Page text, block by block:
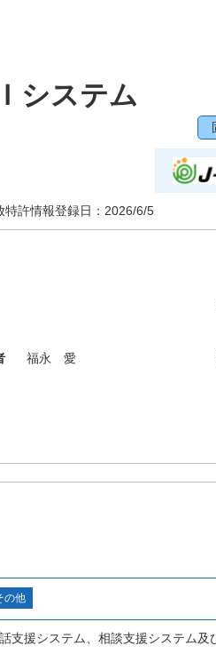
システム
特許情報登録日： 2026/6/5
福永 愛
の他
支援システム、相談支援システム